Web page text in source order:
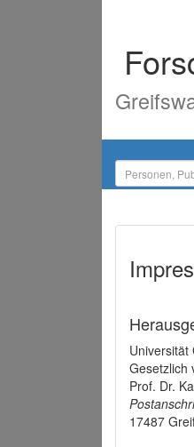
Universität
Gesetzlich
Prof. Dr.
17487